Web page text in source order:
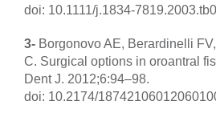
doi: 10.1111/j.1834-
3- Borgonovo AE, Berardinelli
C. Surgical options in oroantral
Dent J. 2012;6:94–98.
doi: 10.2174/